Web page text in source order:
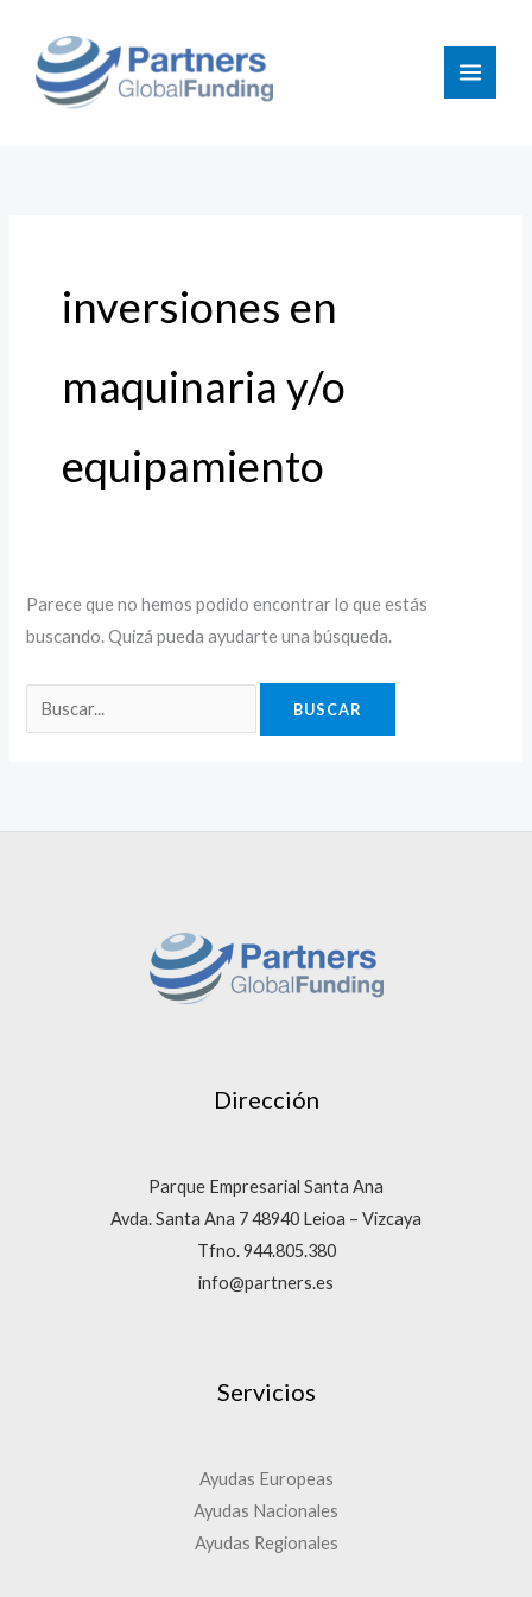
contenido
inversiones en
maquinaria y/o
equipamiento
Parece que no hemos podido encontrar lo que estás
buscando. Quizá pueda ayudarte una búsqueda.
por:
Dirección
Parque Empresarial Santa Ana
Avda. Santa Ana 7 48940 Leioa – Vizcaya
Tfno. 944.805.380
info@partners.es
Servicios
Ayudas Europeas
Ayudas Nacionales
Ayudas Regionales